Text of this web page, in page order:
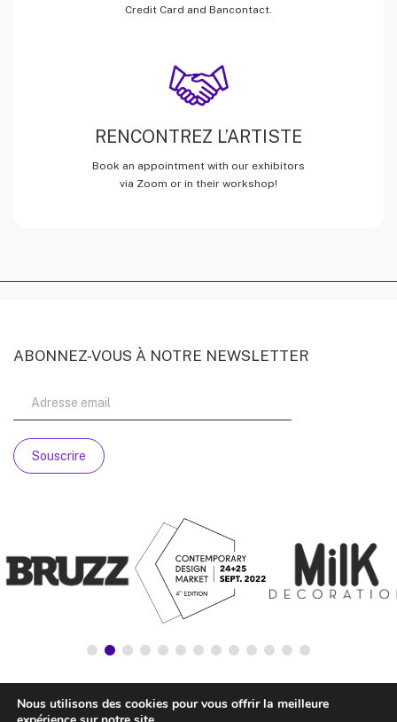
Credit Card and Bancontact.
RENCONTREZ L’ARTISTE
Book an appointment with our exhibitors
via Zoom or in their workshop!
ABONNEZ-VOUS À NOTRE NEWSLETTER
Nous utilisons des cookies pour vous offrir la meilleure